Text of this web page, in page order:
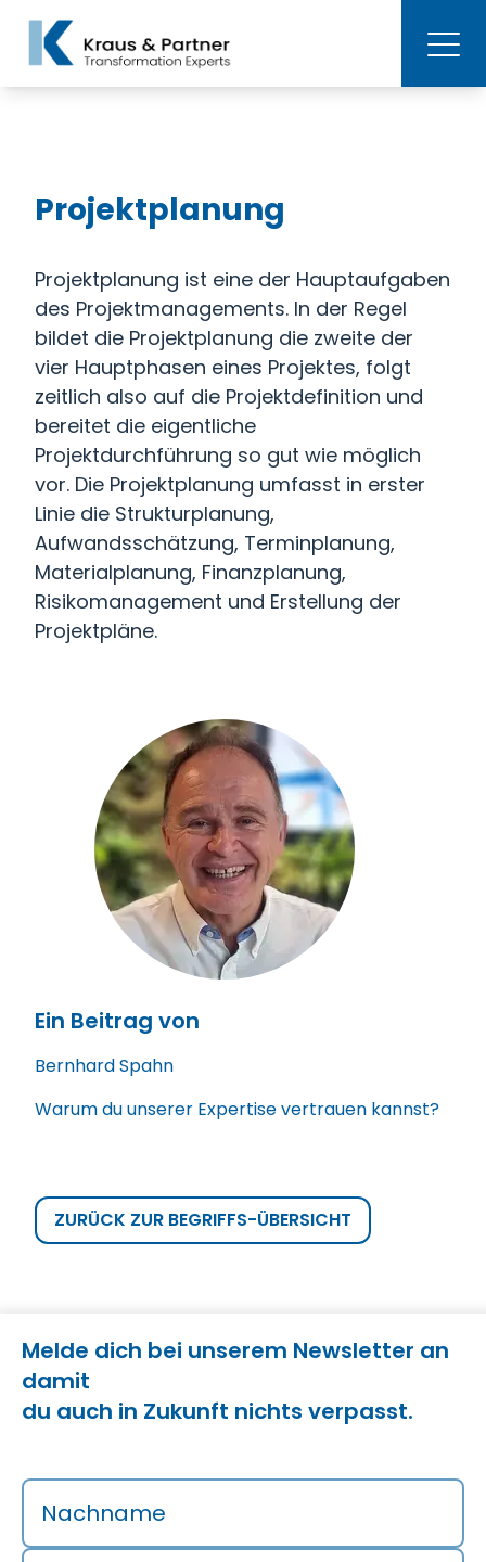
Projektplanung
Projektplanung ist eine der Hauptaufgaben
des Projektmanagements. In der Regel
bildet die Projektplanung die zweite der
vier Hauptphasen eines Projektes, folgt
zeitlich also auf die Projektdefinition und
bereitet die eigentliche
Projektdurchführung so gut wie möglich
vor. Die Projektplanung umfasst in erster
Linie die Strukturplanung,
Aufwandsschätzung, Terminplanung,
Materialplanung, Finanzplanung,
Risikomanagement und Erstellung der
Projektpläne.
Ein Beitrag von
Bernhard Spahn
Warum du unserer Expertise vertrauen kannst?
ZURÜCK ZUR BEGRIFFS-ÜBERSICHT
Melde dich bei unserem Newsletter an
damit
du auch in Zukunft nichts verpasst.
Nachname